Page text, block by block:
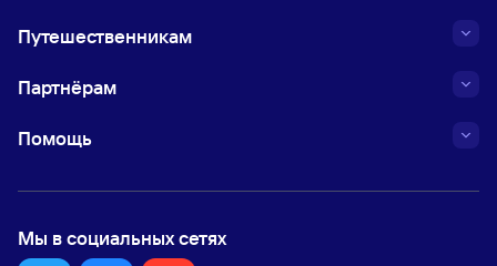
Путешественникам
Партнёрам
Помощь
Мы в социальных сетях